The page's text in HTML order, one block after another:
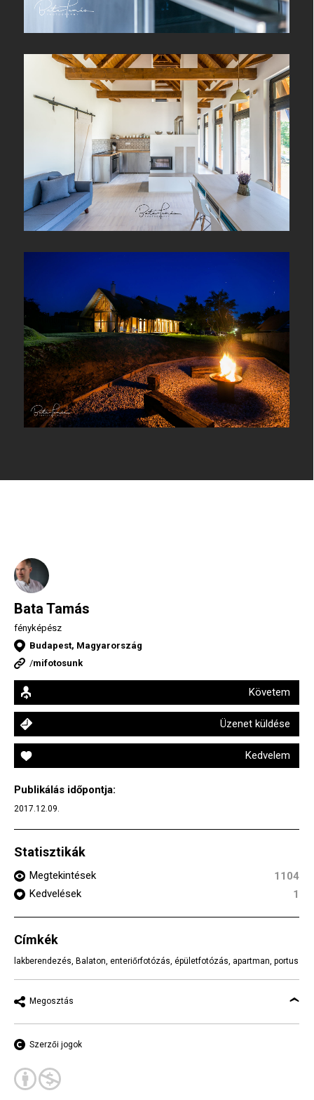
Bata Tamás
fényképész
Budapest, Magyarország
/mifotosunk
Követem
Üzenet küldése
Kedvelem
Publikálás időpontja:
2017.12.09.
Statisztikák
Megtekintések
1104
Kedvelések
1
Címkék
lakberendezés, Balaton, enteriőrfotózás, épületfotózás, apartman, portus
Megosztás
Szerzői jogok